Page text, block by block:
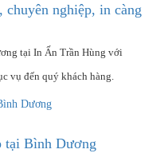
nghiệp, in càng
tại In Ấn Trần Hùng với
vụ đến quý khách hàng.
tại Bình Dương